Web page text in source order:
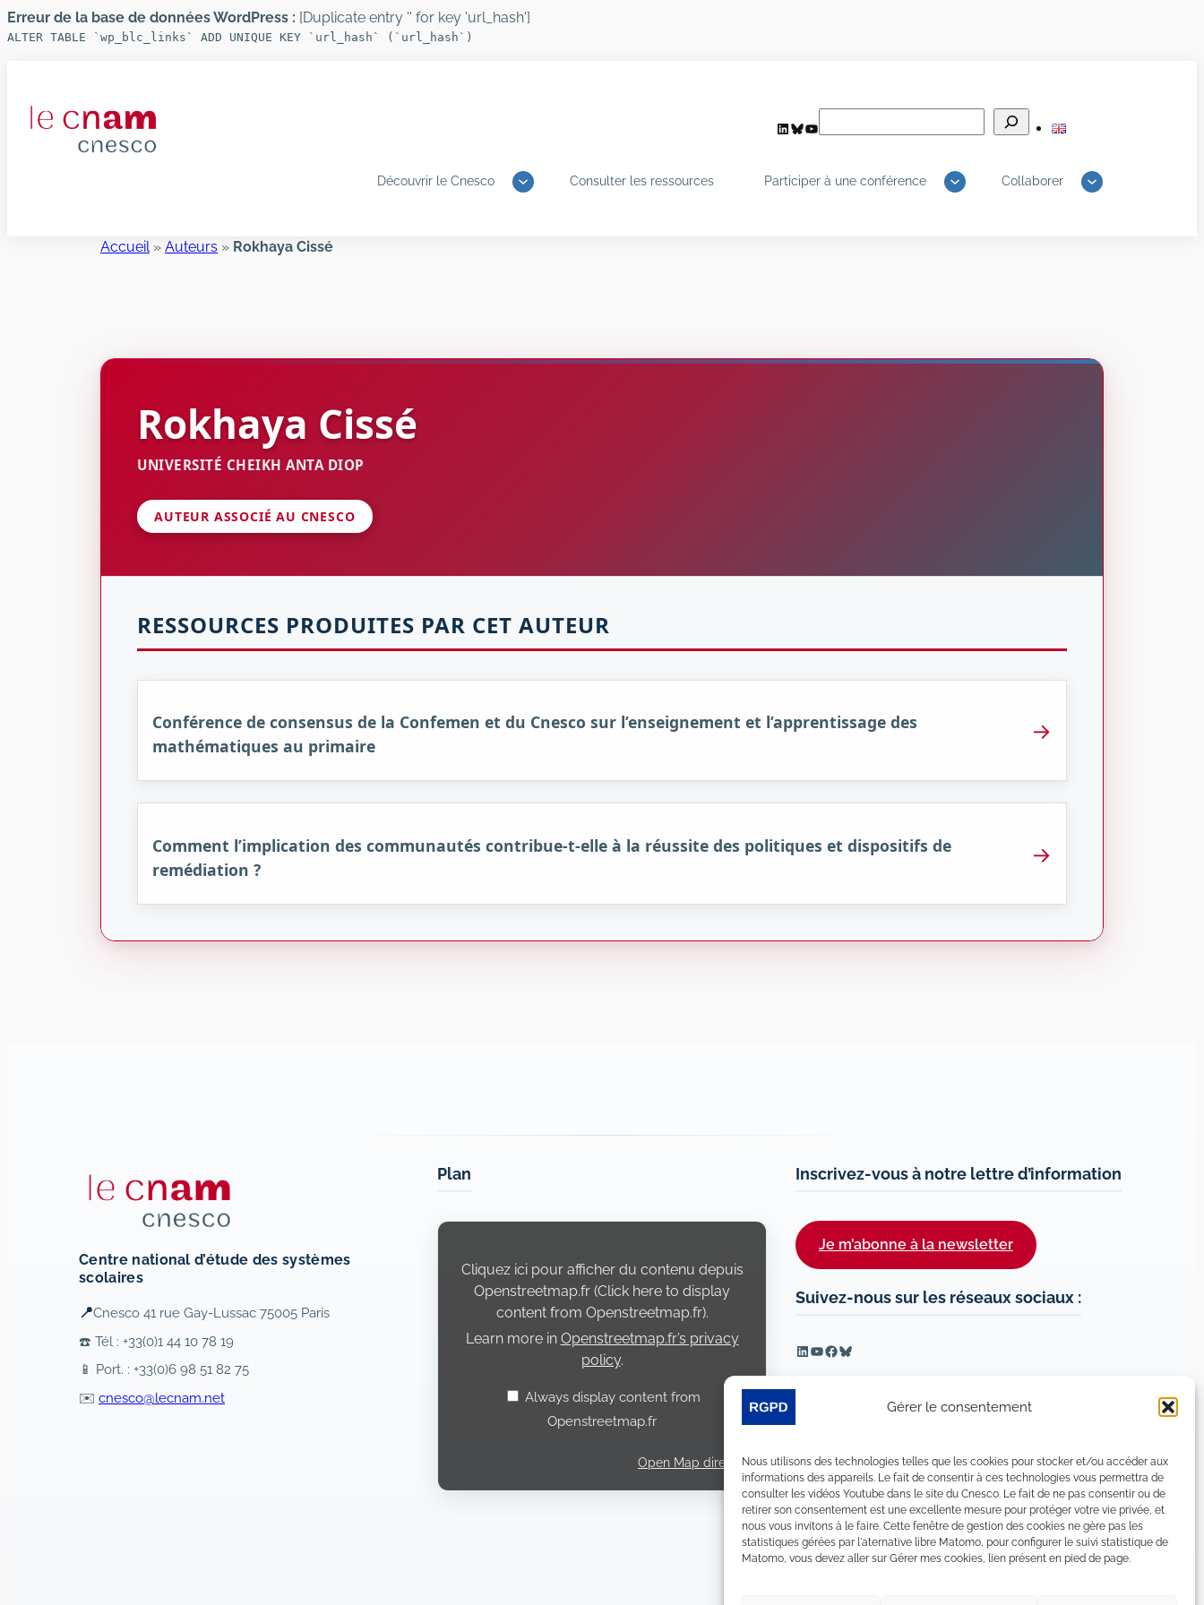
Gérer le consentement
Nous utilisons des technologies telles que les cookies pour stocker et/ou accéder aux
informations des appareils. Le fait de consentir à ces technologies vous permettra de
consulter les vidéos Youtube dans le site du Cnesco. Le fait de ne pas consentir ou de
retirer son consentement est une excellente mesure pour protéger votre vie privée, et
nous vous invitons à le faire. Cette fenêtre de gestion des cookies ne gère pas les
statistiques gérées par l'aternative libre Matomo, pour configurer le suivi statistique de
Matomo, vous devez aller sur Gérer mes cookies, lien présent en pied de page.
Erreur de la base de données WordPress : [Duplicate entry '' for key 'url_hash']
ALTER TABLE `wp_blc_links` ADD UNIQUE KEY `url_hash` (`url_hash`)
contenu
LinkedIn
Bluesky
YouTube
Découvrir le Cnesco Consulter les ressources Participer à une conférence Collaborer
Accueil» Auteurs » Rokhaya Cissé
Rokhaya Cissé
UNIVERSITÉ CHEIKH ANTA DIOP
AUTEUR ASSOCIÉ AU CNESCO
RESSOURCES PRODUITES PAR CET AUTEUR
Conférence de consensus de la Confemen et du Cnesco sur l’enseignement et l’apprentissage des
mathématiques au primaire
→
Comment l’implication des communautés contribue-t-elle à la réussite des politiques et dispositifs de
remédiation ?
→
Centre national d’étude des systèmes
scolaires
📍Cnesco 41 rue Gay-Lussac 75005 Paris
☎️ Tél : +33(0)1 44 10 78 19
📱 Port. : +33(0)6 98 51 82 75
✉️ cnesco@lecnam.net
Plan
Display
Openstreetmap.fr
Cliquez ici pour afficher du contenu depuis
Openstreetmap.fr (Click here to display
content from Openstreetmap.fr).
Learn more in Openstreetmap.fr’s privacy
policy.
Always display content from
Openstreetmap.fr
Open Map directly
Inscrivez-vous à notre lettre d’information
Je m’abonne à la newsletter
Suivez-nous sur les réseaux sociaux :
LinkedIn
YouTube
Facebook
Bluesky